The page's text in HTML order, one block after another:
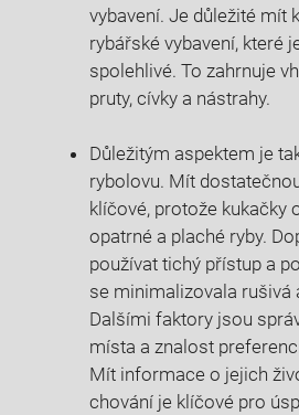
vybavení. Je důležité mít
rybářské vybavení, které
spolehlivé. To zahrnuje
pruty, cívky a nástrahy.
Důležitým aspektem je⁢
rybolovu. Mít
klíčové, ‌protože kukačky
opatrné ⁣a ‍plaché ryby.
používat tichý přístup a‌
se minimalizovala⁤ rušivá
Dalšími faktory⁣ jsou
místa a znalost
Mít informace‌ o jejich
chování je‌ klíčové pro​